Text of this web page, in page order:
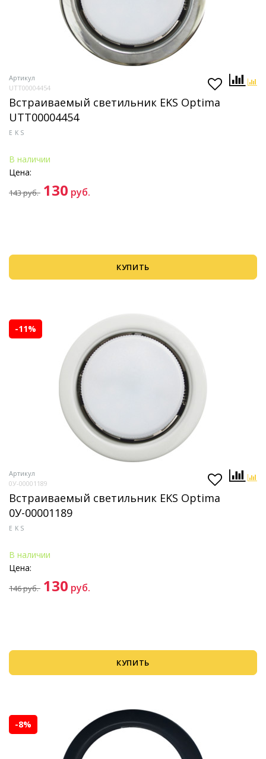
Артикул
UTT00004454
Встраиваемый светильник EKS Optima
UTT00004454
EKS
В наличии
Цена:
143руб. 130 руб.
КУПИТЬ
-11%
Артикул
0У-00001189
Встраиваемый светильник EKS Optima
0У-00001189
EKS
В наличии
Цена:
146руб. 130 руб.
КУПИТЬ
-8%